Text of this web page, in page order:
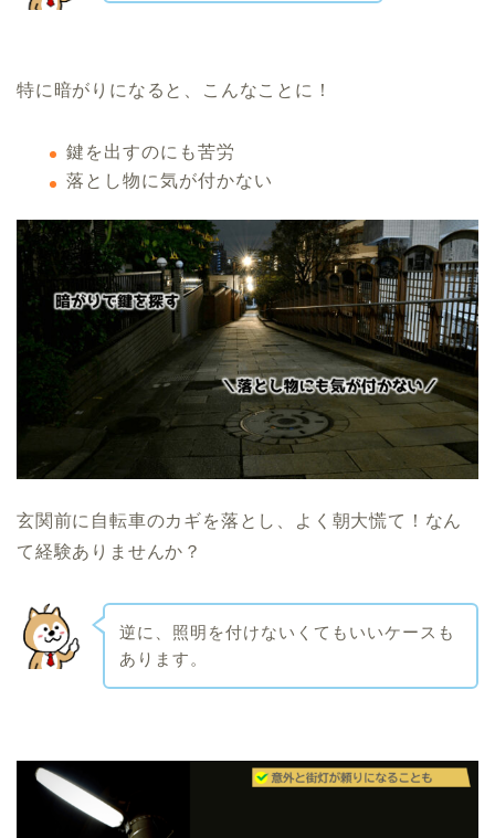
特に暗がりになると、こんなことに！
鍵を出すのにも苦労
落とし物に気が付かない
玄関前に自転車のカギを落とし、よく朝大慌て！なん
て経験ありませんか？
逆に、照明を付けないくてもいいケースも
あります。